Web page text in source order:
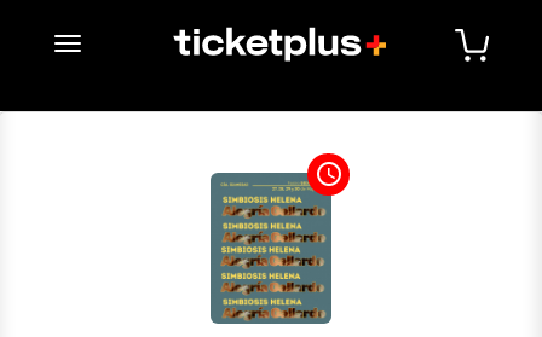
desplegar navegación
access_time